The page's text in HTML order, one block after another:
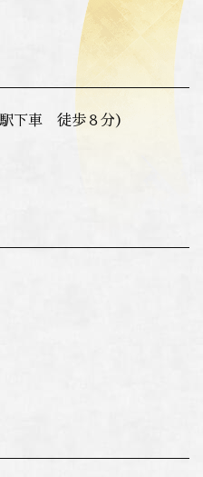
下車 徒歩８分）